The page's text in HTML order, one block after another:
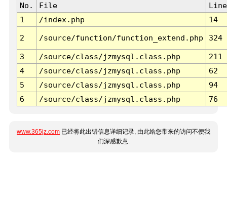
No. File
Line
1
/index.php 14
2 /source/function/function_extend.php 324
3 /source/class/jzmysql.class.php
211
4
/source/class/jzmysql.class.php
62
5
/source/class/jzmysql.class.php
94
6
/source/class/jzmysql.class.php 76
www.365jz.com 已经将此出错信息详细记录, 由此给您带来的访问不便我
们深感歉意.